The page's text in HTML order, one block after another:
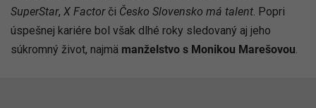
SuperStar, X Factorči Česko Slovensko má talent. Popri
úspešnej kariére bol však dlhé roky sledovaný aj jeho
súkromný život, najmä manželstvo s Monikou Marešovou.